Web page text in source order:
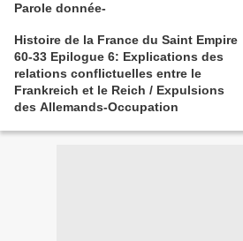
Parole donnée-
Histoire de la France du Saint Empire
60-33 Epilogue 6: Explications des
relations conflictuelles entre le
Frankreich et le Reich / Expulsions
des Allemands-Occupation